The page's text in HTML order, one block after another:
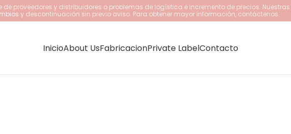
proveedores y distribuidores o problemas de logística e incremento de precios. Nuestras
y descontinuación sin previo aviso. Para obtener mayor información, contáctenos.
InicioAbout UsFabricacionPrivate LabelContacto